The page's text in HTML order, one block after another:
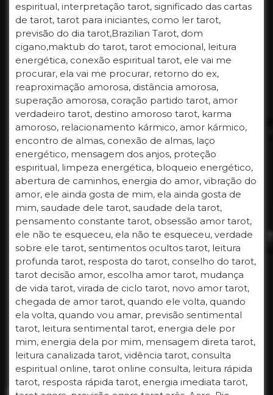
espiritual, interpretação tarot, significado das cartas
de tarot, tarot para iniciantes, como ler tarot,
previsão do dia tarot,Brazilian Tarot, dom
cigano,maktub do tarot, tarot emocional, leitura
energética, conexão espiritual tarot, ele vai me
procurar, ela vai me procurar, retorno do ex,
reaproximação amorosa, distância amorosa,
superação amorosa, coração partido tarot, amor
verdadeiro tarot, destino amoroso tarot, karma
amoroso, relacionamento kármico, amor kármico,
encontro de almas, conexão de almas, laço
energético, mensagem dos anjos, proteção
espiritual, limpeza energética, bloqueio energético,
abertura de caminhos, energia do amor, vibração do
amor, ele ainda gosta de mim, ela ainda gosta de
mim, saudade dele tarot, saudade dela tarot,
pensamento constante tarot, obsessão amor tarot,
ele não te esqueceu, ela não te esqueceu, verdade
sobre ele tarot, sentimentos ocultos tarot, leitura
profunda tarot, resposta do tarot, conselho do tarot,
tarot decisão amor, escolha amor tarot, mudança
de vida tarot, virada de ciclo tarot, novo amor tarot,
chegada de amor tarot, quando ele volta, quando
ela volta, quando vou amar, previsão sentimental
tarot, leitura sentimental tarot, energia dele por
mim, energia dela por mim, mensagem direta tarot,
leitura canalizada tarot, vidência tarot, consulta
espiritual online, tarot online consulta, leitura rápida
tarot, resposta rápida tarot, energia imediata tarot,